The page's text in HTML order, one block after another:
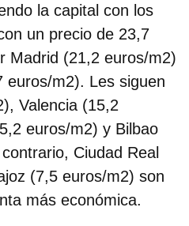
la capital con los
un precio de 23,7
Madrid (21,2 euros/m2)
euros/m2). Les siguen
Valencia (15,2
euros/m2) y Bilbao
Ciudad Real
(7,5 euros/m2) son
más económica.